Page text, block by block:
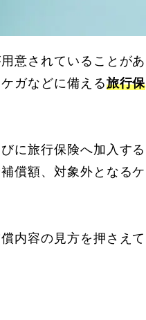
意されていることがあ
ガなどに備える旅行保
に旅行保険へ加入する
償額、対象外となるケ
内容の見方を押さえて